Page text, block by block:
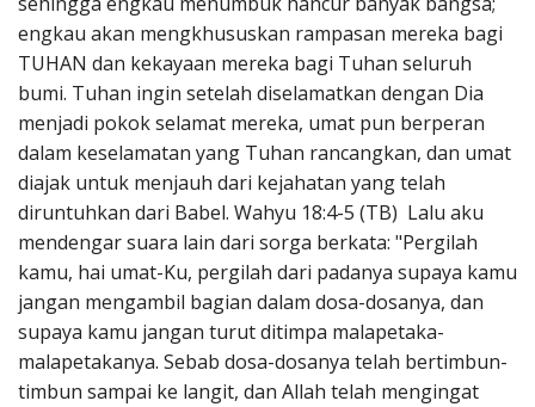
engkau akan mengkhususkan rampasan mereka bagi
TUHAN dan kekayaan mereka bagi Tuhan seluruh
bumi. Tuhan ingin setelah diselamatkan dengan Dia
menjadi pokok selamat mereka, umat pun berperan
dalam keselamatan yang Tuhan rancangkan, dan umat
diajak untuk menjauh dari kejahatan yang telah
diruntuhkan dari Babel. Wahyu 18:4-5 (TB) Lalu aku
mendengar suara lain dari sorga berkata: "Pergilah
kamu, hai umat-Ku, pergilah dari padanya supaya kamu
jangan mengambil bagian dalam dosa-dosanya, dan
supaya kamu jangan turut ditimpa malapetaka-
malapetakanya. Sebab dosa-dosanya telah bertimbun-
timbun sampai ke langit, dan Allah telah mengingat